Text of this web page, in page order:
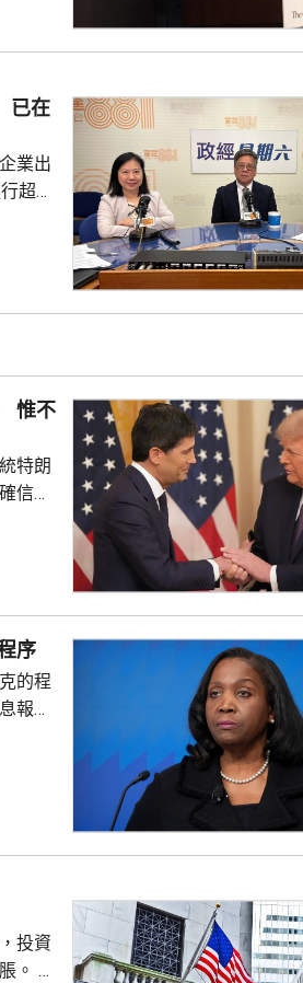
躍本
如大
示，
...
已在
業出
超過
96份
香港
惟不
特朗
信特
會討
局決
通話
序
的程
報
銷她
投資
道